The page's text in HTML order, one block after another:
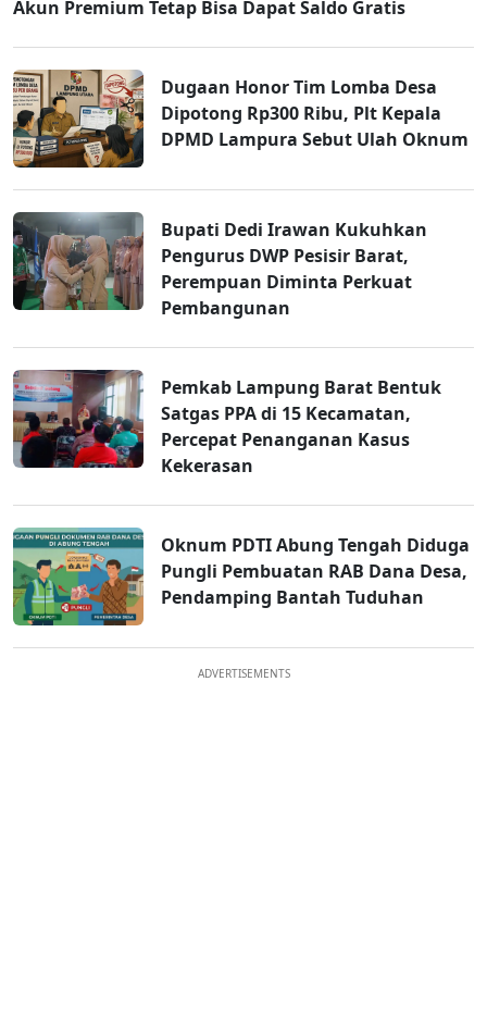
Akun Premium Tetap Bisa Dapat Saldo Gratis
Dugaan Honor Tim Lomba Desa
Dipotong Rp300 Ribu, Plt Kepala
DPMD Lampura Sebut Ulah Oknum
Bupati Dedi Irawan Kukuhkan
Pengurus DWP Pesisir Barat,
Perempuan Diminta Perkuat
Pembangunan
Pemkab Lampung Barat Bentuk
Satgas PPA di 15 Kecamatan,
Percepat Penanganan Kasus
Kekerasan
Oknum PDTI Abung Tengah Diduga
Pungli Pembuatan RAB Dana Desa,
Pendamping Bantah Tuduhan
ADVERTISEMENTS